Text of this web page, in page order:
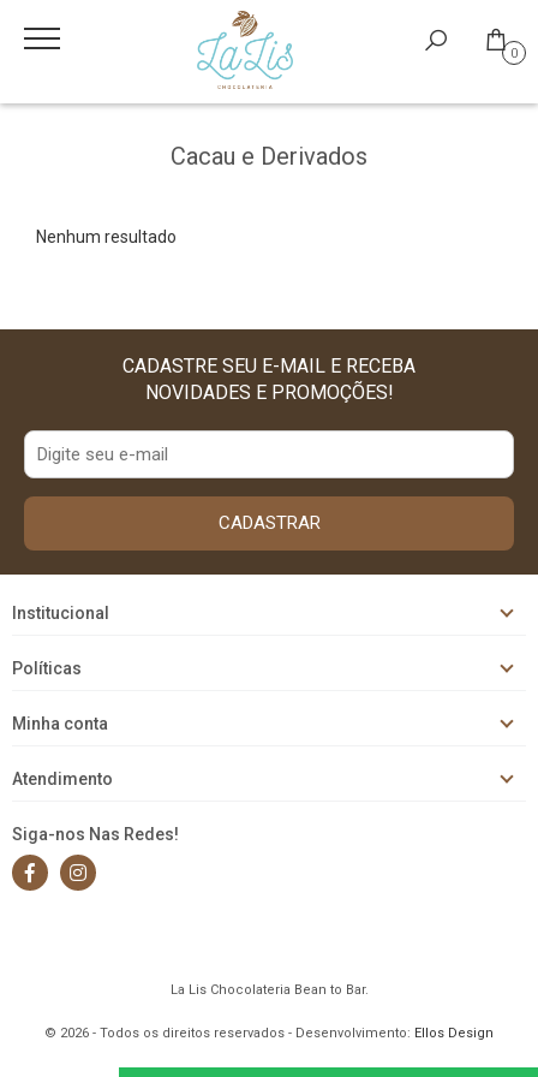
0
Cacau e Derivados
Nenhum resultado
CADASTRE SEU E-MAIL E RECEBA
NOVIDADES E PROMOÇÕES!
CADASTRAR
Institucional
Políticas
Minha conta
Atendimento
Siga-nos Nas Redes!
La Lis Chocolateria Bean to Bar.
© 2026 - Todos os direitos reservados - Desenvolvimento: Ellos Design